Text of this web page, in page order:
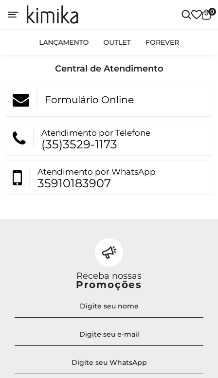
0
LANÇAMENTO OUTLET FOREVER
Central de Atendimento
Formulário Online
Atendimento por Telefone
(35)3529-1173
Atendimento por WhatsApp
35910183907
Receba nossas
Promoções